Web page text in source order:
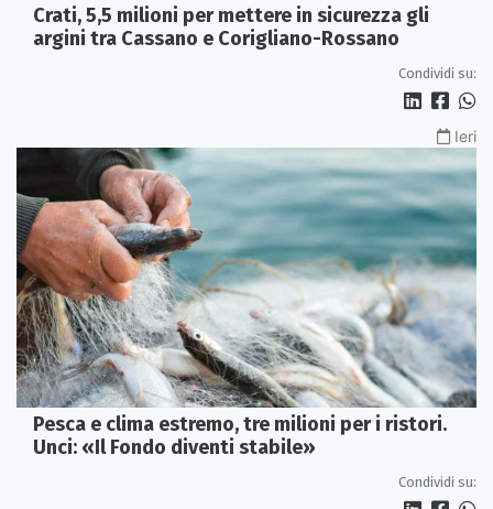
Crati, 5,5 milioni per mettere in sicurezza gli
argini tra Cassano e Corigliano-Rossano
Condividi su:
Ieri
Pesca e clima estremo, tre milioni per i ristori.
Unci: «Il Fondo diventi stabile»
Condividi su: